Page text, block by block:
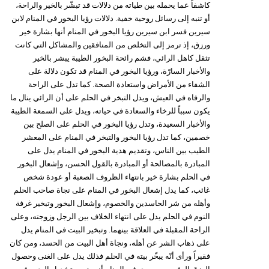
بيئة
مدوَّنات
فيديو
سيارات
كاشفاً عما يحمله بين طياته من دلالات قد تبشّر بالخير والراحة،
أو تنبه إلى رسائل روحية خفية. دلالات رؤيا البخور في المنام لابن
سيرين فسر ابن سيرين رؤيا البخور في المنام أنها بشارة خير
ورزق، إذ ترمز إلى التخلص من المنافقين والمشاكل التي كانت
تثقل كاهل الرائي، فشم رائحة البخور الطيبة يبشر بالخير
والأخبار السارّة، ورؤيا البخور في المنام قد تكون دلالة على
الشفاء من الأمراض واستعادة الصحة. كما تدل على الراحة
والرفاه في العيش، ويدل التبخر في الحلم على أن الرائي ينال ما
يكون سبباً للرخاء والسعادة في حياته، ويدل على السمعة الطيبة
والأخبار السعيدة، وتدل رؤيا البخور في الحلم على الصلح بين
خصمين، كما تدل رؤيا البخور والتبخر في المنام على المعشر
الطيب بين الناس، وتقديم هدية البخور في المنام يدل على
المبادرة بالمصالحة أو المبادرة بالقول الحسن، وإشعال البخور
في الحلم بشارة خير بانتهاء الظروف الصعبة أو عودة شخص
غائب، كما يدل إشعال البخور في المنام على نجاة صاحب الحلم
وأهله من شر الحاسدين والخصوم، وإشعال البخور وتبخير غرفة
النوم في الحلم يدل على انتهاء الخلاف بين الرجل وزوجته، وعلى
الراحة المقبلة في العلاقة بينهما. وتبخير البيت في المنام يدل
على ذهاب الشر عن أهله، ونجاة أهل البيت من الحسد، ومن كان
فقيراً ورأى أنّه يبخّر بيته في الحلم فذلك يدل على الغنى وحصول